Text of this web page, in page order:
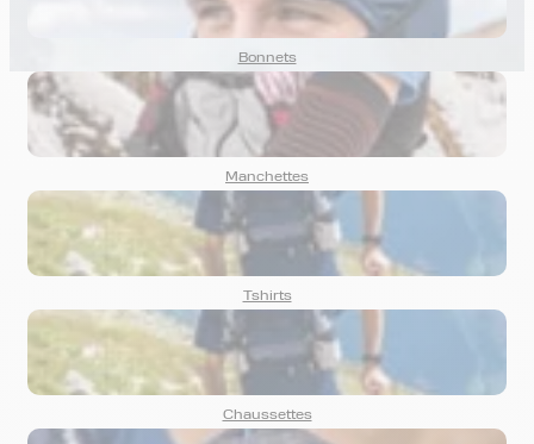
Bonnets
Manchettes
Tshirts
Chaussettes